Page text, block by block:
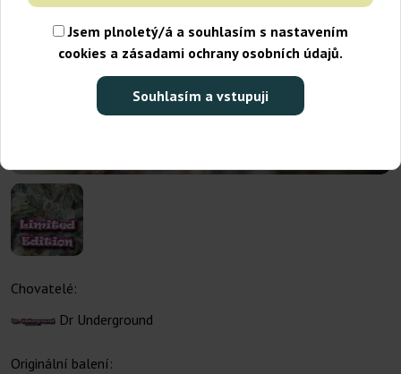
Jsem plnoletý/á a souhlasím s nastavením
cookies a zásadami ochrany osobních údajů.
Souhlasím a vstupuji
Chovatelé:
Dr Underground
Originální balení: